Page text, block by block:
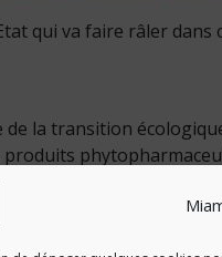
qui va faire râler
la transition écologique
la transition